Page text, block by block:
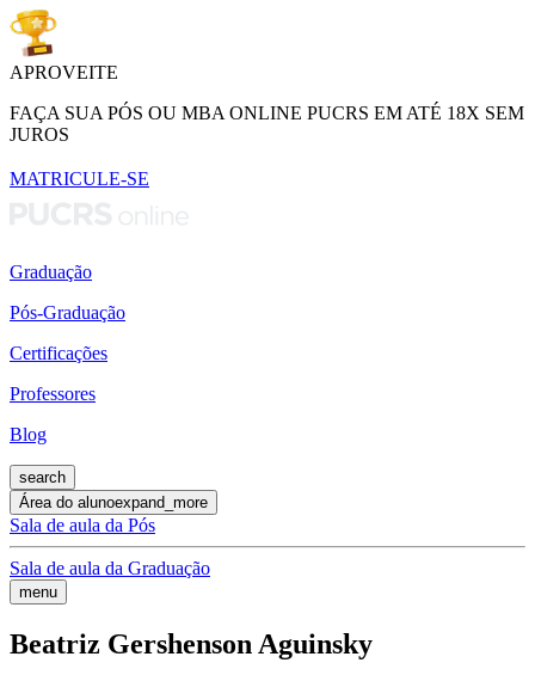
APROVEITE
FAÇA SUA PÓS OU MBA ONLINE PUCRS EM ATÉ 18X SEM
JUROS
MATRICULE-SE
Graduação
Pós-Graduação
Certificações
Professores
Blog
search
Área do alunoexpand_more
Sala de aula da Pós
Sala de aula da Graduação
menu
Beatriz Gershenson Aguinsky